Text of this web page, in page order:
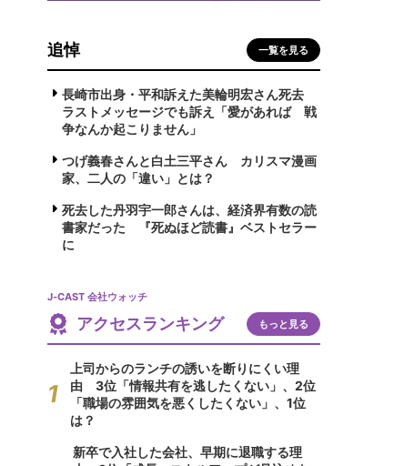
追悼 一覧を見る
長崎市出身・平和訴えた美輪明宏さん死去
ラストメッセージでも訴え「愛があれば 戦
争なんか起こりません」
つげ義春さんと白土三平さん カリスマ漫画
家、二人の「違い」とは？
死去した丹羽宇一郎さんは、経済界有数の読
書家だった 『死ぬほど読書』ベストセラー
に
J-CAST 会社ウォッチ
アクセスランキング もっと見る
上司からのランチの誘いを断りにくい理
由 3位「情報共有を逃したくない」、2位
「職場の雰囲気を悪くしたくない」、1位
は？
新卒で入社した会社、早期に退職する理